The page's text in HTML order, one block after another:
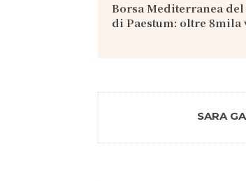
Borsa Mediterranea
di Paestum: oltre
SARA